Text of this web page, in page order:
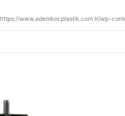
https://www.ademkocplastik.com.tr/wp-